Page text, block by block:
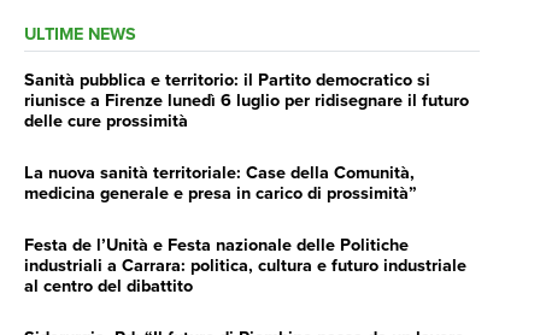
ULTIME NEWS
Sanità pubblica e territorio: il Partito democratico si
riunisce a Firenze lunedì 6 luglio per ridisegnare il futuro
delle cure prossimità
La nuova sanità territoriale: Case della Comunità,
medicina generale e presa in carico di prossimità”
Festa de l’Unità e Festa nazionale delle Politiche
industriali a Carrara: politica, cultura e futuro industriale
al centro del dibattito